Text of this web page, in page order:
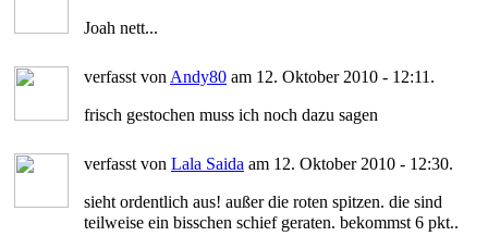
Joah nett...
verfasst von Andy80 am 12. Oktober 2010 - 12:11.
frisch gestochen muss ich noch dazu sagen
verfasst von Lala Saida am 12. Oktober 2010 - 12:30.
sieht ordentlich aus! außer die roten spitzen. die sind
teilweise ein bisschen schief geraten. bekommst 6 pkt..